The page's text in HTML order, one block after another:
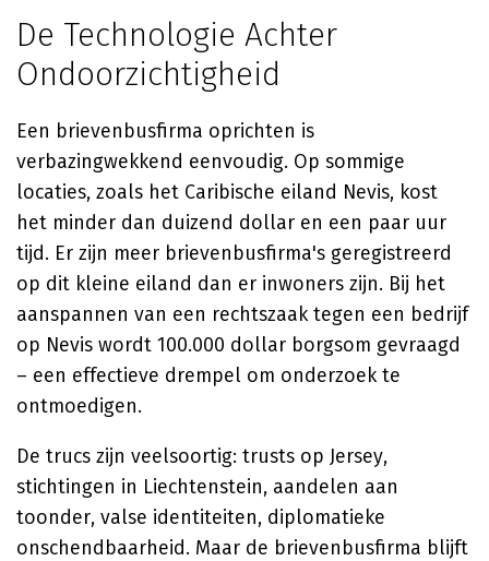
De Technologie Achter
Ondoorzichtigheid
Een brievenbusfirma oprichten is
verbazingwekkend eenvoudig. Op sommige
locaties, zoals het Caribische eiland Nevis, kost
het minder dan duizend dollar en een paar uur
tijd. Er zijn meer brievenbusfirma's geregistreerd
op dit kleine eiland dan er inwoners zijn. Bij het
aanspannen van een rechtszaak tegen een bedrijf
op Nevis wordt 100.000 dollar borgsom gevraagd
– een effectieve drempel om onderzoek te
ontmoedigen.
De trucs zijn veelsoortig: trusts op Jersey,
stichtingen in Liechtenstein, aandelen aan
toonder, valse identiteiten, diplomatieke
onschendbaarheid. Maar de brievenbusfirma blijft